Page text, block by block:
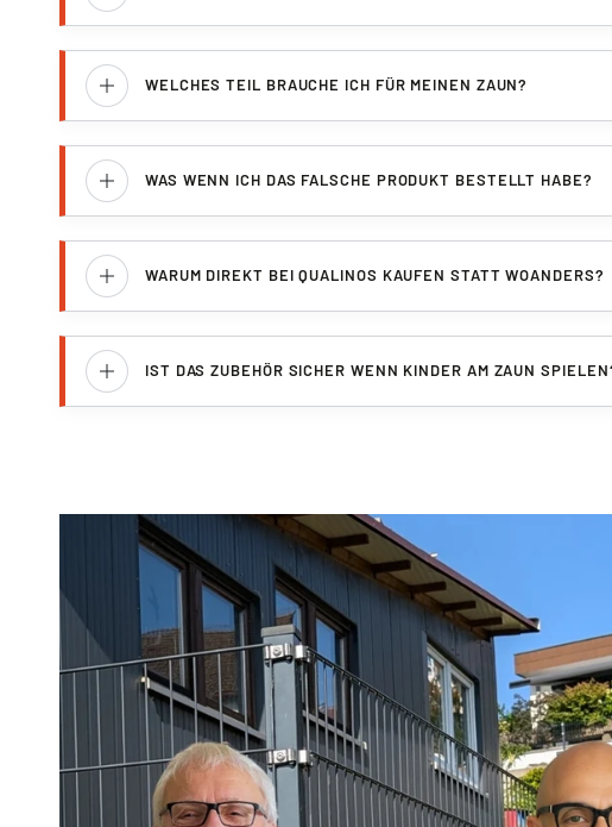
WELCHES TEIL BRAUCHE ICH FÜR MEINEN ZAUN?
WAS WENN ICH DAS FALSCHE PRODUKT BESTELLT HABE?
WARUM DIREKT BEI QUALINOS KAUFEN STATT WOANDERS?
IST DAS ZUBEHÖR SICHER WENN KINDER AM ZAUN